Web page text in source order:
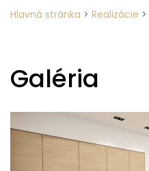
Hlavná stránka > Realizácie >
Galéria